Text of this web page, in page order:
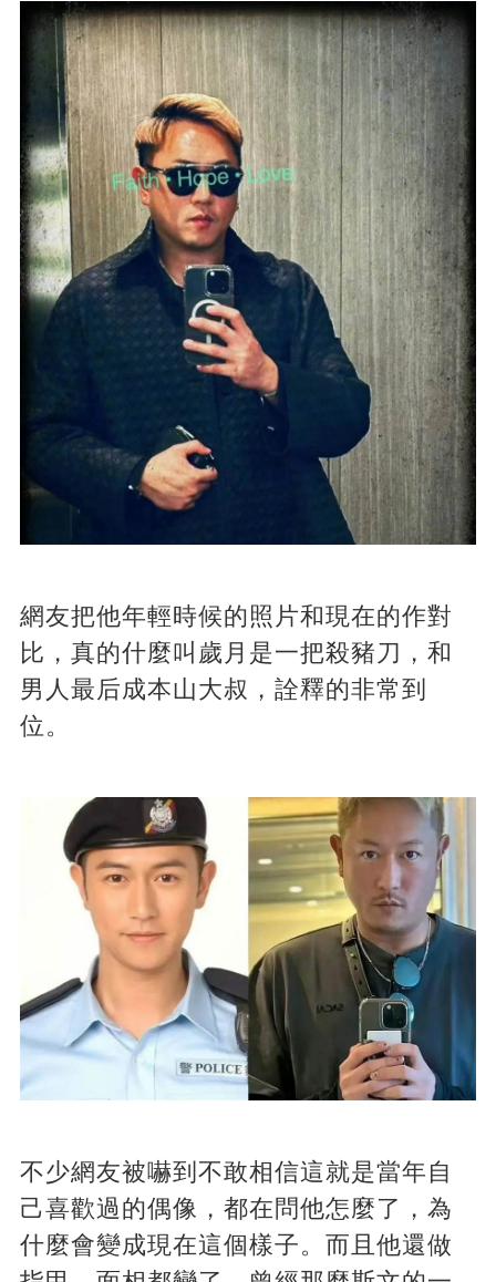
網友把他年輕時候的照片和現在的作對
比，真的什麼叫歲月是一把殺豬刀，和
男人最后成本山大叔，詮釋的非常到
位。
不少網友被嚇到不敢相信這就是當年自
己喜歡過的偶像，都在問他怎麼了，為
什麼會變成現在這個樣子。而且他還做